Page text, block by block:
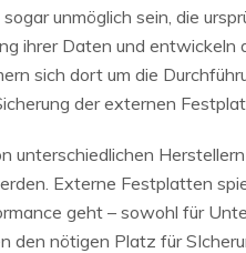
unmöglich sein, die
ihrer Daten und
sich dort um die
der externen
Externe Festplatten
geht – sowohl für
nötigen Platz für